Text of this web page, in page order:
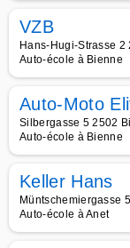
VZB
Hans-Hugi-Strasse
Auto-école à Bienne
Auto-Moto
Silbergasse 5 2502
Auto-école à Bienne
Keller Hans
Müntschemiergasse
Auto-école à Anet